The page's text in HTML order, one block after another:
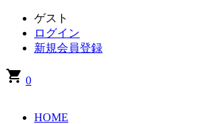
ゲスト
ログイン
新規会員登録
shopping_cart 0
HOME